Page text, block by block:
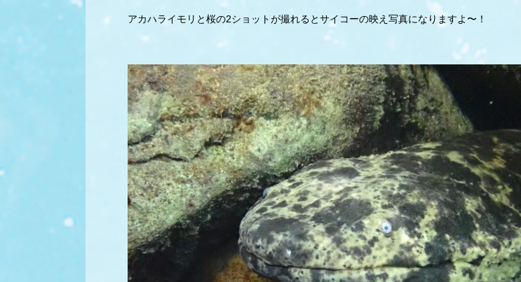
アカハライモリと桜の2ショットが撮れるとサイコーの映え写真になりますよ〜！